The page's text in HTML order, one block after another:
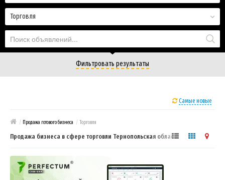
Торговля
Фильтровать результаты
Самые новые
/ Продажа готового бизнеса / Торговля
Продажа бизнеса в сфере торговли Тернопольская область - купить,